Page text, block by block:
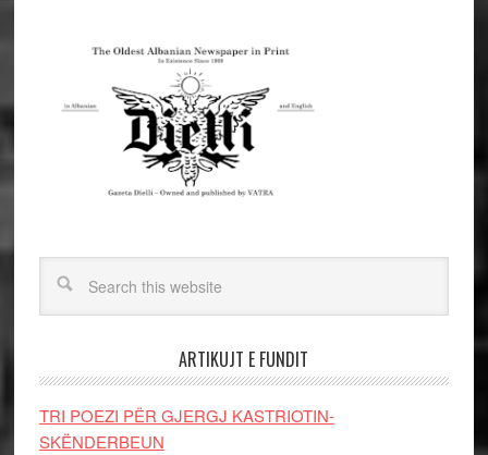
ARTIKUJT E FUNDIT
TRI POEZI PËR GJERGJ KASTRIOTIN-
SKËNDERBEUN